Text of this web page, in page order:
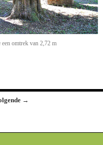
een omtrek van 2,72 m
→